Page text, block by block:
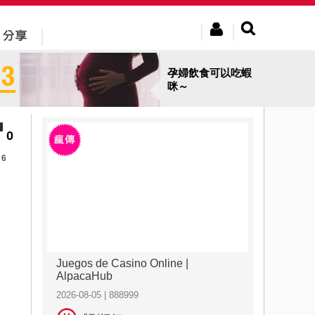
孕婦飲食可以吃蝦
咪～
0
6
Juegos de Casino Online |
AlpacaHub
2026-08-05 | 888999